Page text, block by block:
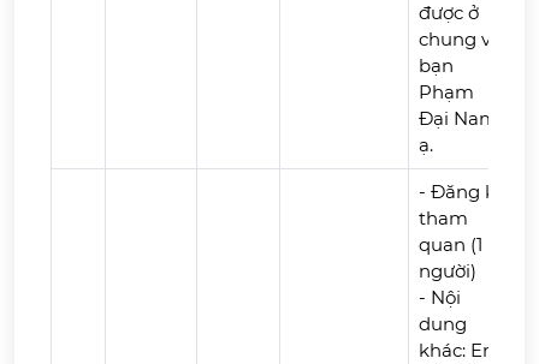
được ở
chung với
bạn
Phạm
Đại Nam
ạ.
- Đăng ký
tham
quan (1
người)
- Nội
dung
khác: Em